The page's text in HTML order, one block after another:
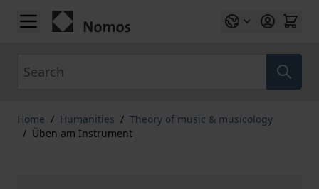
Skip to Content
Home / Humanities / Theory of music & musicology
/ Üben am Instrument